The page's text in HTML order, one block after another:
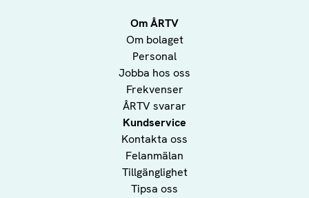
Om ÅRTV
Om bolaget
Personal
Jobba hos oss
Frekvenser
ÅRTV svarar
Kundservice
Kontakta oss
Felanmälan
Tillgänglighet
Tipsa oss